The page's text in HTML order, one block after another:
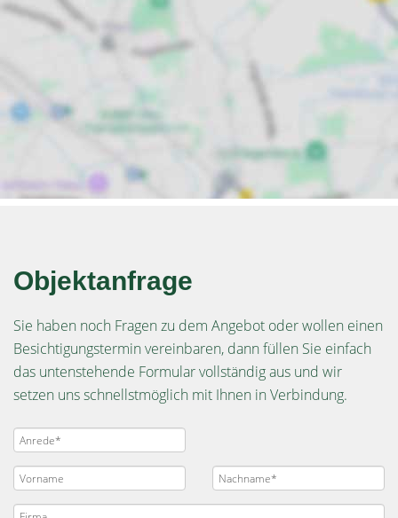
Objektanfrage
Sie haben noch Fragen zu dem Angebot oder wollen einen
Besichtigungstermin vereinbaren, dann füllen Sie einfach
das untenstehende Formular vollständig aus und wir
setzen uns schnellstmöglich mit Ihnen in Verbindung.